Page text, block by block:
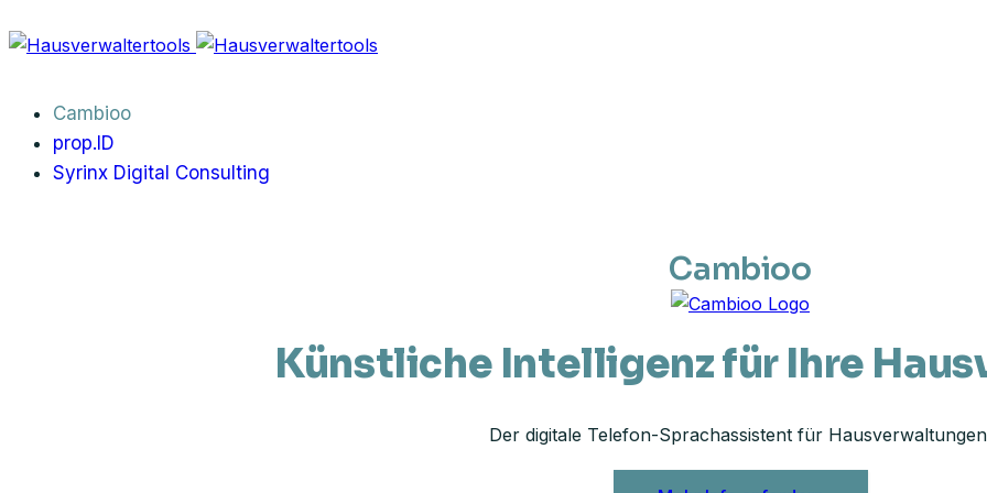
Cambioo
prop.ID
Syrinx Digital Consulting
Cambioo
Künstliche Intelligenz für Ihre
Der digitale Telefon-Sprachassistent für